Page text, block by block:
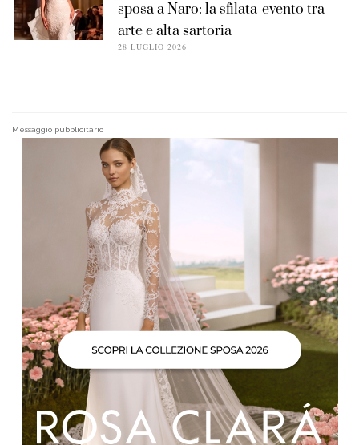
sposa a Naro: la sfilata-evento tra
arte e alta sartoria
28 LUGLIO 2026
Messaggio pubblicitario